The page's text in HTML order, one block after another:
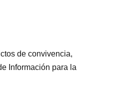
de convivencia,
Información para la